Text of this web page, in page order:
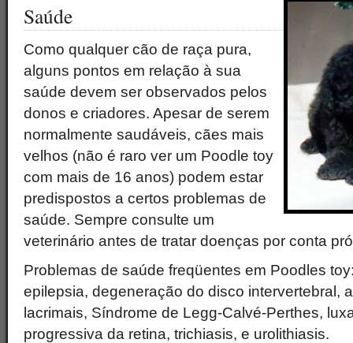
Saúde
Como qualquer cão de raça pura,
alguns pontos em relação à sua
saúde devem ser observados pelos
donos e criadores. Apesar de serem
normalmente saudáveis, cães mais
velhos (não é raro ver um Poodle toy
com mais de 16 anos) podem estar
predispostos a certos problemas de
saúde. Sempre consulte um
veterinário antes de tratar doenças por conta
Problemas de saúde freqüentes em Poodles
epilepsia, degeneração do disco intervertebral,
lacrimais, Síndrome de Legg-Calvé-Perthes,
progressiva da retina, trichiasis, e urolithiasis.